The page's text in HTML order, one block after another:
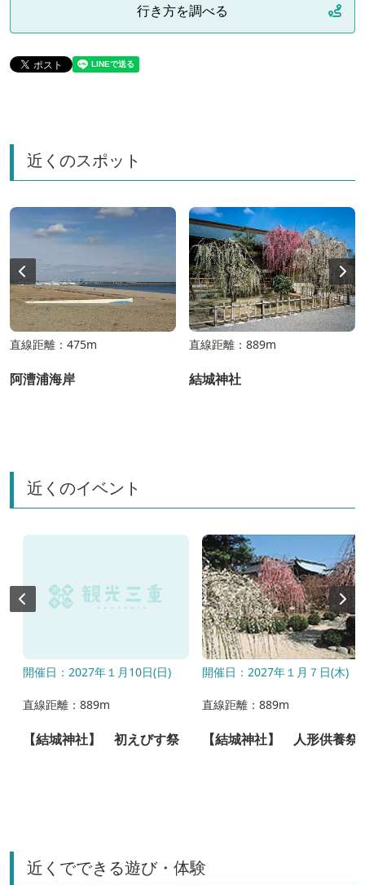
行き方を調べる
近くのスポット
直線距離：475m
阿漕浦海岸
直線距離：889m
結城神社
近くのイベント
開催日：2027年１月10日(日)
直線距離：889m
【結城神社】 初えびす祭
開催日：2027年１月７日(木)
直線距離：889m
【結城神社】 人形供養祭
近くでできる遊び・体験